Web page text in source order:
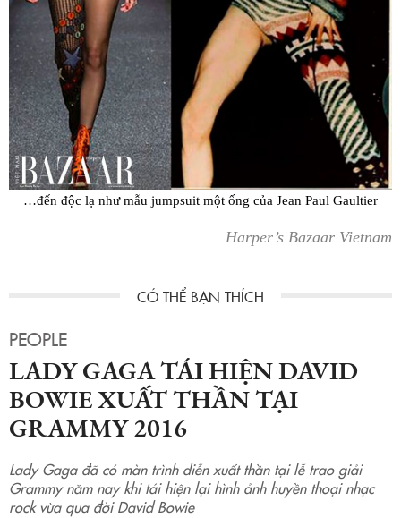
…đến độc lạ như mẫu jumpsuit một ống của Jean Paul Gaultier
Harper’s Bazaar Vietnam
PEOPLE
LADY GAGA TÁI HIỆN DAVID
BOWIE XUẤT THẦN TẠI
GRAMMY 2016
Lady Gaga đã có màn trình diễn xuất thần tại lễ trao giải
Grammy năm nay khi tái hiện lại hình ảnh huyền thoại nhạc
rock vừa qua đời David Bowie